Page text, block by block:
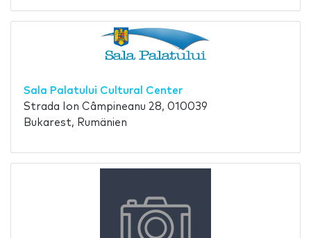
Sala Palatului Cultural Center
Strada Ion Câmpineanu 28, 010039
Bukarest, Rumänien